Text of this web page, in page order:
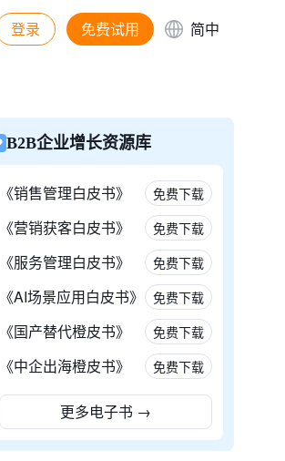
登录 免费试用 简中
B2B企业增长资源库
《销售管理白皮书》 免费下载
《营销获客白皮书》 免费下载
《服务管理白皮书》 免费下载
《AI场景应用白皮书》 免费下载
《国产替代橙皮书》 免费下载
《中企出海橙皮书》 免费下载
更多电子书 →